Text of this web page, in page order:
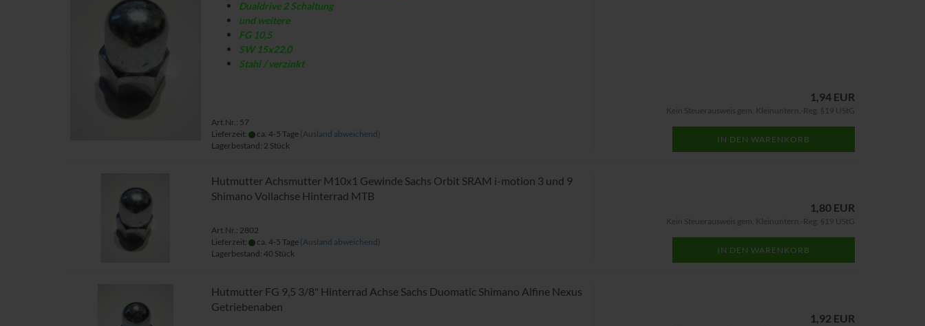
Dualdrive 2 Schaltung
und weitere
FG 10,5
SW 15x22,0
Stahl / verzinkt
Art.Nr.: 57
Lieferzeit:
ca. 4-5 Tage (Ausland abweichend)
Lagerbestand: 2 Stück
1,94 EUR
Kein Steuerausweis gem. Kleinuntern.-Reg. §19 UStG
IN DEN WARENKORB
Hutmutter Achsmutter M10x1 Gewinde Sachs Orbit SRAM i-motion 3 und 9
Shimano Vollachse Hinterrad MTB
Art.Nr.: 2802
Lieferzeit:
ca. 4-5 Tage (Ausland abweichend)
Lagerbestand: 40 Stück
1,80 EUR
Kein Steuerausweis gem. Kleinuntern.-Reg. §19 UStG
IN DEN WARENKORB
Hutmutter FG 9,5 3/8" Hinterrad Achse Sachs Duomatic Shimano Alfine Nexus
Getriebenaben
1,92 EUR